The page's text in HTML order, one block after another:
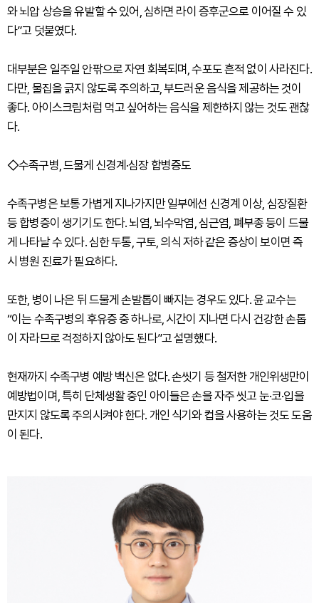
와 뇌압 상승을 유발할 수 있어, 심하면 라이 증후군으로 이어질 수 있
다”고 덧붙였다.
대부분은 일주일 안팎으로 자연 회복되며, 수포도 흔적 없이 사라진다.
다만, 물집을 긁지 않도록 주의하고, 부드러운 음식을 제공하는 것이
좋다. 아이스크림처럼 먹고 싶어하는 음식을 제한하지 않는 것도 괜찮
다.
◇수족구병, 드물게 신경계·심장 합병증도
수족구병은 보통 가볍게 지나가지만 일부에선 신경계 이상, 심장질환
등 합병증이 생기기도 한다. 뇌염, 뇌수막염, 심근염, 폐부종 등이 드물
게 나타날 수 있다. 심한 두통, 구토, 의식 저하 같은 증상이 보이면 즉
시 병원 진료가 필요하다.
또한, 병이 나은 뒤 드물게 손발톱이 빠지는 경우도 있다. 윤 교수는
“이는 수족구병의 후유증 중 하나로, 시간이 지나면 다시 건강한 손톱
이 자라므로 걱정하지 않아도 된다”고 설명했다.
현재까지 수족구병 예방 백신은 없다. 손씻기 등 철저한 개인위생만이
예방법이며, 특히 단체생활 중인 아이들은 손을 자주 씻고 눈·코·입을
만지지 않도록 주의시켜야 한다. 개인 식기와 컵을 사용하는 것도 도움
이 된다.